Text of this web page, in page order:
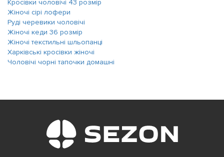
Кросівки чоловічі 43 розмір
Жіночі сірі лофери
Руді черевики чоловічі
Жіночі кеди 36 розмір
Жіночі текстильні шльопанці
Харківські кросівки жіночі
Чоловічі чорні тапочки домашні